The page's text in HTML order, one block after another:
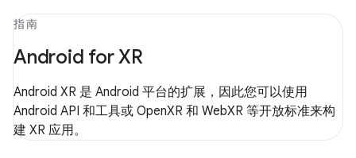
指南
Android for XR
Android XR 是 Android 平台的扩展，因此您可以使用
Android API 和工具或 OpenXR 和 WebXR 等开放标准来构
建 XR 应用。